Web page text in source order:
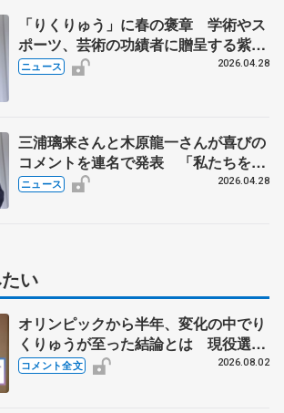
「りくりゅう」に春の褒章 学術やス
ポーツ、芸術の功績者に贈呈する紫綬
褒章に
ニュース 2026.04.28
三浦璃来さんと木原龍一さんが喜びの
コメントを連名で発表 「私たちを支
えてくださった全ての皆さまに心より
ニュース 2026.04.28
い
オリンピックから半年、変化の中でり
くりゅうが至った結論とは 現役選手
みたいな今の生活に「引退したんだよ
コメント全文 2026.08.02